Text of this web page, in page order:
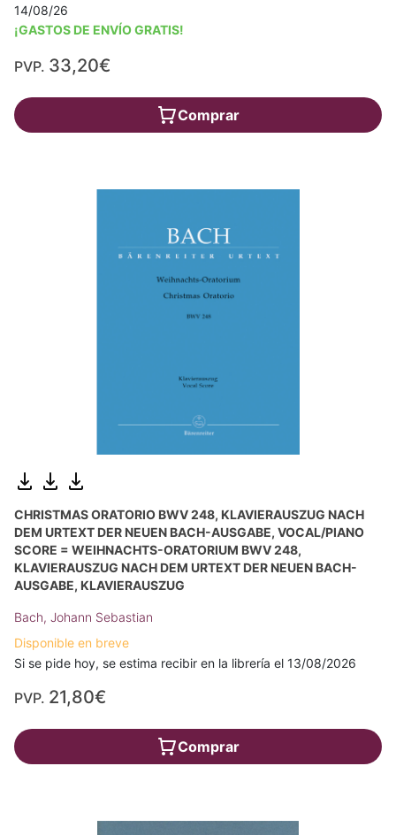
14/08/26
¡GASTOS DE ENVÍO GRATIS!
PVP. 33,20€
Comprar
CHRISTMAS ORATORIO BWV 248, KLAVIERAUSZUG NACH
DEM URTEXT DER NEUEN BACH-AUSGABE, VOCAL/PIANO
SCORE = WEIHNACHTS-ORATORIUM BWV 248,
KLAVIERAUSZUG NACH DEM URTEXT DER NEUEN BACH-
AUSGABE, KLAVIERAUSZUG
Bach, Johann Sebastian
Disponible en breve
Si se pide hoy, se estima recibir en la librería el 13/08/2026
PVP. 21,80€
Comprar